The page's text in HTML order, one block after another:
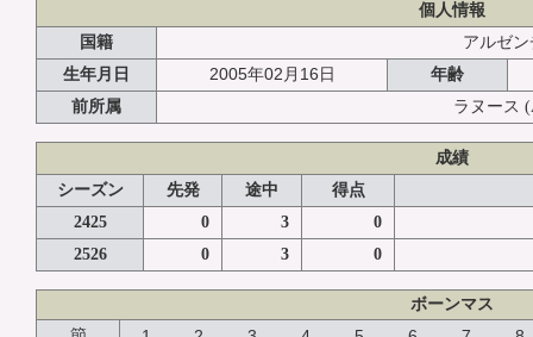
個人情報
国籍
アルゼン
生年月日
2005年02月16日
年齢
前所属
ラヌース
成績
シーズン
先発 途中
得点
2425
0 3
0
2526
0 3 0
ボーンマス